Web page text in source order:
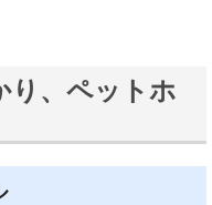
り、ペットホ